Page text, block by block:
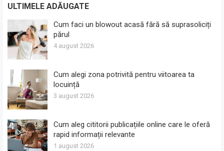
ULTIMELE ADĂUGATE
Cum faci un blowout acasă fără să suprasoliciți
părul
4 august 2026
Cum alegi zona potrivită pentru viitoarea ta
locuință
3 august 2026
Cum aleg cititorii publicațiile online care le oferă
rapid informații relevante
1 august 2026